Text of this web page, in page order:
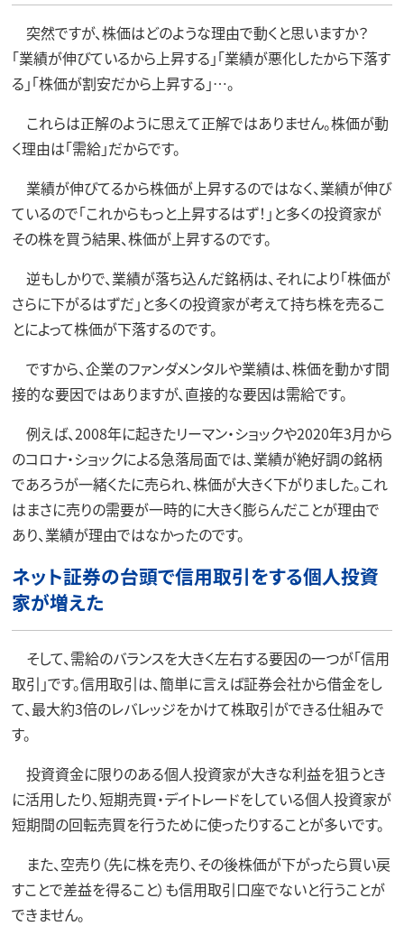
突然ですが、株価はどのような理由で動くと思いますか？
「業績が伸びているから上昇する」「業績が悪化したから下落す
る」「株価が割安だから上昇する」…。
これらは正解のように思えて正解ではありません。株価が動
く理由は「需給」だからです。
業績が伸びてるから株価が上昇するのではなく、業績が伸び
ているので「これからもっと上昇するはず！」と多くの投資家が
その株を買う結果、株価が上昇するのです。
逆もしかりで、業績が落ち込んだ銘柄は、それにより「株価が
さらに下がるはずだ」と多くの投資家が考えて持ち株を売るこ
とによって株価が下落するのです。
ですから、企業のファンダメンタルや業績は、株価を動かす間
接的な要因ではありますが、直接的な要因は需給です。
例えば、2008年に起きたリーマン・ショックや2020年3月から
のコロナ・ショックによる急落局面では、業績が絶好調の銘柄
であろうが一緒くたに売られ、株価が大きく下がりました。これ
はまさに売りの需要が一時的に大きく膨らんだことが理由で
あり、業績が理由ではなかったのです。
ネット証券の台頭で信用取引をする個人投資
家が増えた
そして、需給のバランスを大きく左右する要因の一つが「信用
取引」です。信用取引は、簡単に言えば証券会社から借金をし
て、最大約3倍のレバレッジをかけて株取引ができる仕組みで
す。
投資資金に限りのある個人投資家が大きな利益を狙うとき
に活用したり、短期売買・デイトレードをしている個人投資家が
短期間の回転売買を行うために使ったりすることが多いです。
また、空売り（先に株を売り、その後株価が下がったら買い戻
すことで差益を得ること）も信用取引口座でないと行うことが
できません。